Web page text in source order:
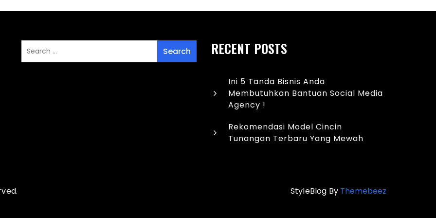
RECENT POSTS
Ini 5 Tanda Bisnis Anda
Membutuhkan Bantuan Social Media
Agency !
Rekomendasi Model Cincin
Tunangan Terbaru Yang Mewah
StyleBlog By Themebeez